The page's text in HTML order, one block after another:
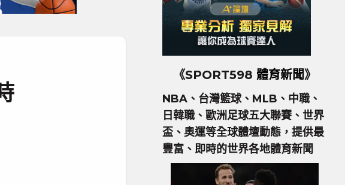
《SPORT598 體育新聞》
NBA、台灣籃球、MLB、中職、
日韓職、歐洲足球五大聯賽、世界
盃、奧運等全球體壇動態，提供最
豐富、即時的世界各地體育新聞